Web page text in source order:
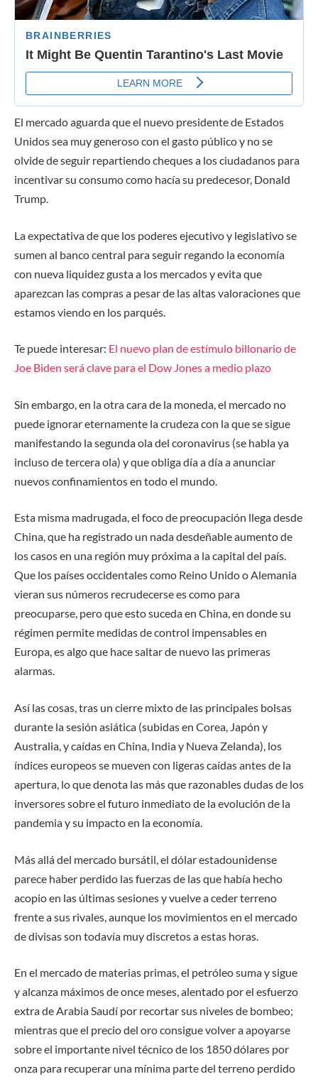
El mercado aguarda que el nuevo presidente de Estados
Unidos sea muy generoso con el gasto público y no se
olvide de seguir repartiendo cheques a los ciudadanos para
incentivar su consumo como hacía su predecesor, Donald
Trump.
La expectativa de que los poderes ejecutivo y legislativo se
sumen al banco central para seguir regando la economía
con nueva liquidez gusta a los mercados y evita que
aparezcan las compras a pesar de las altas valoraciones que
estamos viendo en los parqués.
Te puede interesar: El nuevo plan de estímulo billonario de
Joe Biden será clave para el Dow Jones a medio plazo
Sin embargo, en la otra cara de la moneda, el mercado no
puede ignorar eternamente la crudeza con la que se sigue
manifestando la segunda ola del coronavirus (se habla ya
incluso de tercera ola) y que obliga día a día a anunciar
nuevos confinamientos en todo el mundo.
Esta misma madrugada, el foco de preocupación llega desde
China, que ha registrado un nada desdeñable aumento de
los casos en una región muy próxima a la capital del país.
Que los países occidentales como Reino Unido o Alemania
vieran sus números recrudecerse es como para
preocuparse, pero que esto suceda en China, en donde su
régimen permite medidas de control impensables en
Europa, es algo que hace saltar de nuevo las primeras
alarmas.
Así las cosas, tras un cierre mixto de las principales bolsas
durante la sesión asiática (subidas en Corea, Japón y
Australia, y caídas en China, India y Nueva Zelanda), los
índices europeos se mueven con ligeras caídas antes de la
apertura, lo que denota las más que razonables dudas de los
inversores sobre el futuro inmediato de la evolución de la
pandemia y su impacto en la economía.
Más allá del mercado bursátil, el dólar estadounidense
parece haber perdido las fuerzas de las que había hecho
acopio en las últimas sesiones y vuelve a ceder terreno
frente a sus rivales, aunque los movimientos en el mercado
de divisas son todavía muy discretos a estas horas.
En el mercado de materias primas, el petróleo suma y sigue
y alcanza máximos de once meses, alentado por el esfuerzo
extra de Arabia Saudí por recortar sus niveles de bombeo;
mientras que el precio del oro consigue volver a apoyarse
sobre el importante nivel técnico de los 1850 dólares por
onza para recuperar una mínima parte del terreno perdido